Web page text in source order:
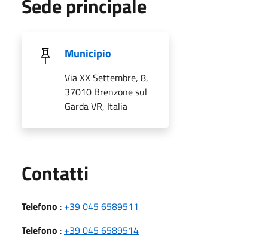
Sede principale
Municipio
Via XX Settembre, 8,
37010 Brenzone sul
Garda VR, Italia
Contatti
Telefono : +39 045 6589511
Telefono : +39 045 6589514